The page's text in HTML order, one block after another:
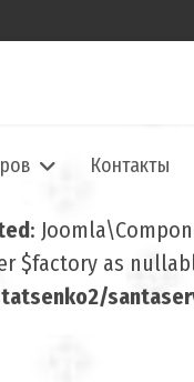
Контакты
:
$factory as